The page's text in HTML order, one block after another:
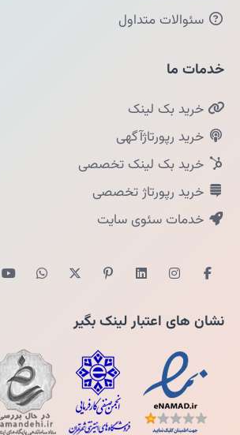
سئوالات متداول
خدمات ما
خرید بک لینک
خرید رپورتاژآگهی
خرید بک لینک تخصصی
خرید رپورتاژ تخصصی
خدمات سئوی سایت
نشان های اعتبار لینک بگیر